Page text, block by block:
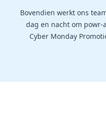
Bovendien werkt ons
dag en nacht om powr-
Cyber Monday